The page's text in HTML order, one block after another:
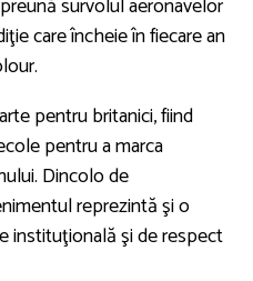
care încheie în fiecare an
pentru britanici, fiind
pentru a marca
Dincolo de
reprezintă şi o
instituţională şi de respect